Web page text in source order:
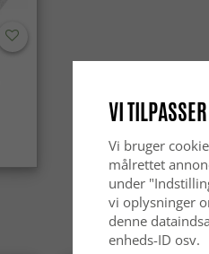
VI
Vi bruger
målrettet
under
vi oplysninger
denne
enheds-ID osv.